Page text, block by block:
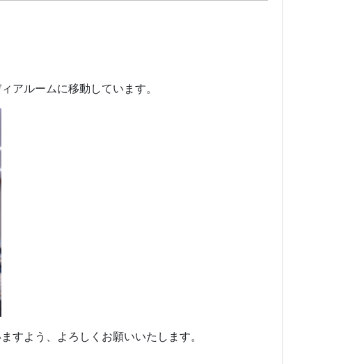
アルームに移動しています。
すよう、よろしくお願いいたします。